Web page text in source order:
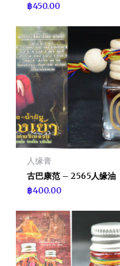
฿450.00
人缘膏
古巴康范 – 2565人缘油
฿400.00